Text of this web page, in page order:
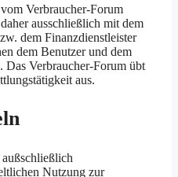
Verbraucher-Forum
ausschließlich mit dem
dem Finanzdienstleister
dem Benutzer und dem
Das Verbraucher-Forum übt
aus.
Nutzung zur